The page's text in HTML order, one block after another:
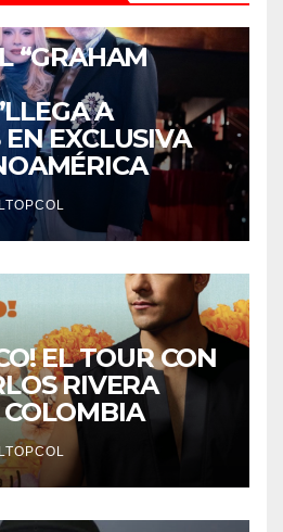
“GRAHAM
A
EXCLUSIVA
EL TOUR CON
RIVERA
COLOMBIA